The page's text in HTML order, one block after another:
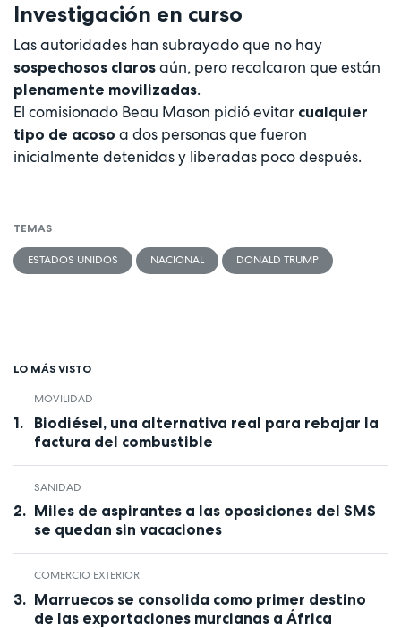
Investigación en curso
Las autoridades han subrayado que no hay
sospechosos claros aún, pero recalcaron que están
plenamente movilizadas.
El comisionado Beau Mason pidió evitar cualquier
tipo de acoso a dos personas que fueron
inicialmente detenidas y liberadas poco después.
TEMAS
ESTADOS UNIDOS NACIONAL DONALD TRUMP
LO MÁS VISTO
MOVILIDAD
Biodiésel, una alternativa real para rebajar la
factura del combustible
SANIDAD
Miles de aspirantes a las oposiciones del SMS
se quedan sin vacaciones
COMERCIO EXTERIOR
Marruecos se consolida como primer destino
de las exportaciones murcianas a África